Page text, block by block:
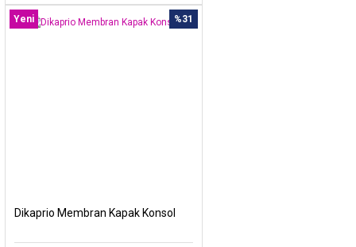
%31
Yeni
Dikaprio Membran Kapak Konsol